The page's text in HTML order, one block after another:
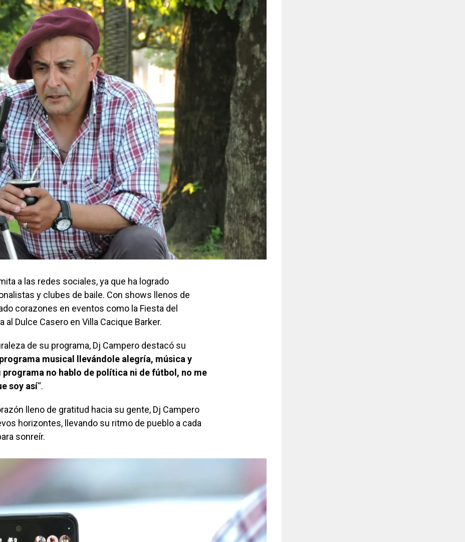
a las redes sociales, ya que ha logrado
y clubes de baile. Con shows llenos de
corazones en eventos como la Fiesta del
al Dulce Casero en Villa Cacique Barker.
de su programa, Dj Campero destacó su
musical llevándole alegría, música y
programa no hablo de política ni de fútbol, no me
soy así“.
lleno de gratitud hacia su gente, Dj Campero
horizontes, llevando su ritmo de pueblo a cada
sonreír.